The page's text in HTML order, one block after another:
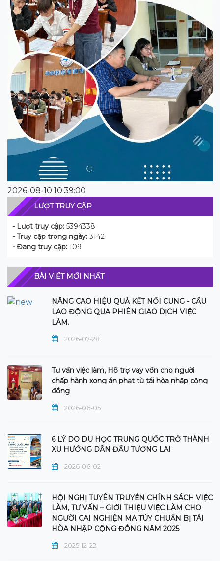
2026-08-10 10:39:00
LƯỢT TRUY CẬP
- Lượt truy cập: 5394338
- Truy cập trong ngày: 3142
- Đang truy cập: 109
BÀI VIẾT MỚI NHẤT
NÂNG CAO HIỆU QUẢ KẾT NỐI CUNG - CẦU
LAO ĐỘNG QUA PHIÊN GIAO DỊCH VIỆC
LÀM.
2026-07-28
Tư vấn việc làm, Hỗ trợ vay vốn cho người
chấp hành xong án phạt tù tái hòa nhập cộng
đồng
2026-06-05
6 LÝ DO DU HỌC TRUNG QUỐC TRỞ THÀNH
XU HƯỚNG DẪN ĐẦU TƯƠNG LAI
2026-06-02
HỘI NGHỊ TUYÊN TRUYỀN CHÍNH SÁCH VIỆC
LÀM, TƯ VẤN – GIỚI THIỆU VIỆC LÀM CHO
NGƯỜI CAI NGHIỆN MA TÚY CHUẨN BỊ TÁI
HÒA NHẬP CỘNG ĐỒNG NĂM 2025
2025-12-22